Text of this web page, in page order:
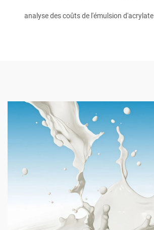
analyse des coûts de l'émulsion d'acrylate